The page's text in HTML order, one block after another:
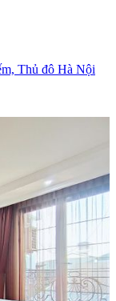
Thủ đô Hà Nội